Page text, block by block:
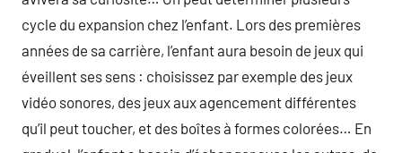
cycle du expansion chez l’enfant. Lors des premières
années de sa carrière, l’enfant aura besoin de jeux qui
éveillent ses sens : choisissez par exemple des jeux
vidéo sonores, des jeux aux agencement différentes
qu’il peut toucher, et des boîtes à formes colorées… En